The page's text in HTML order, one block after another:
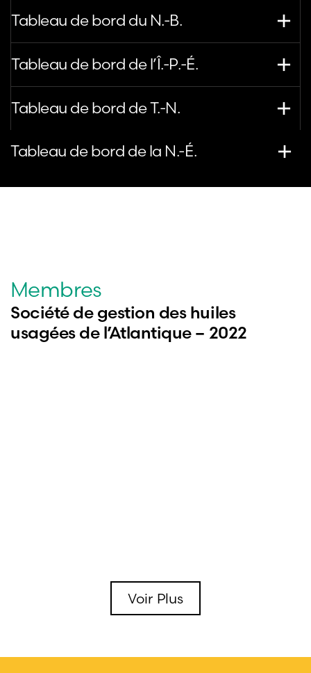
Tableau de bord du N.-B.
Tableau de bord de l’Î.-P.-É.
Tableau de bord de T.-N.
Tableau de bord de la N.-É.
Membres
Société de gestion des huiles
usagées de l’Atlantique – 2022
Voir Plus